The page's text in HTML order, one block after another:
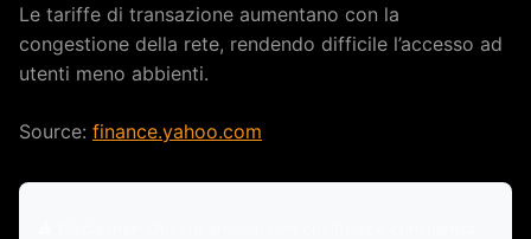
Le tariffe di transazione aumentano con la
congestione della rete, rendendo difficile l’accesso ad
utenti meno abbienti.
Source: finance.yahoo.com